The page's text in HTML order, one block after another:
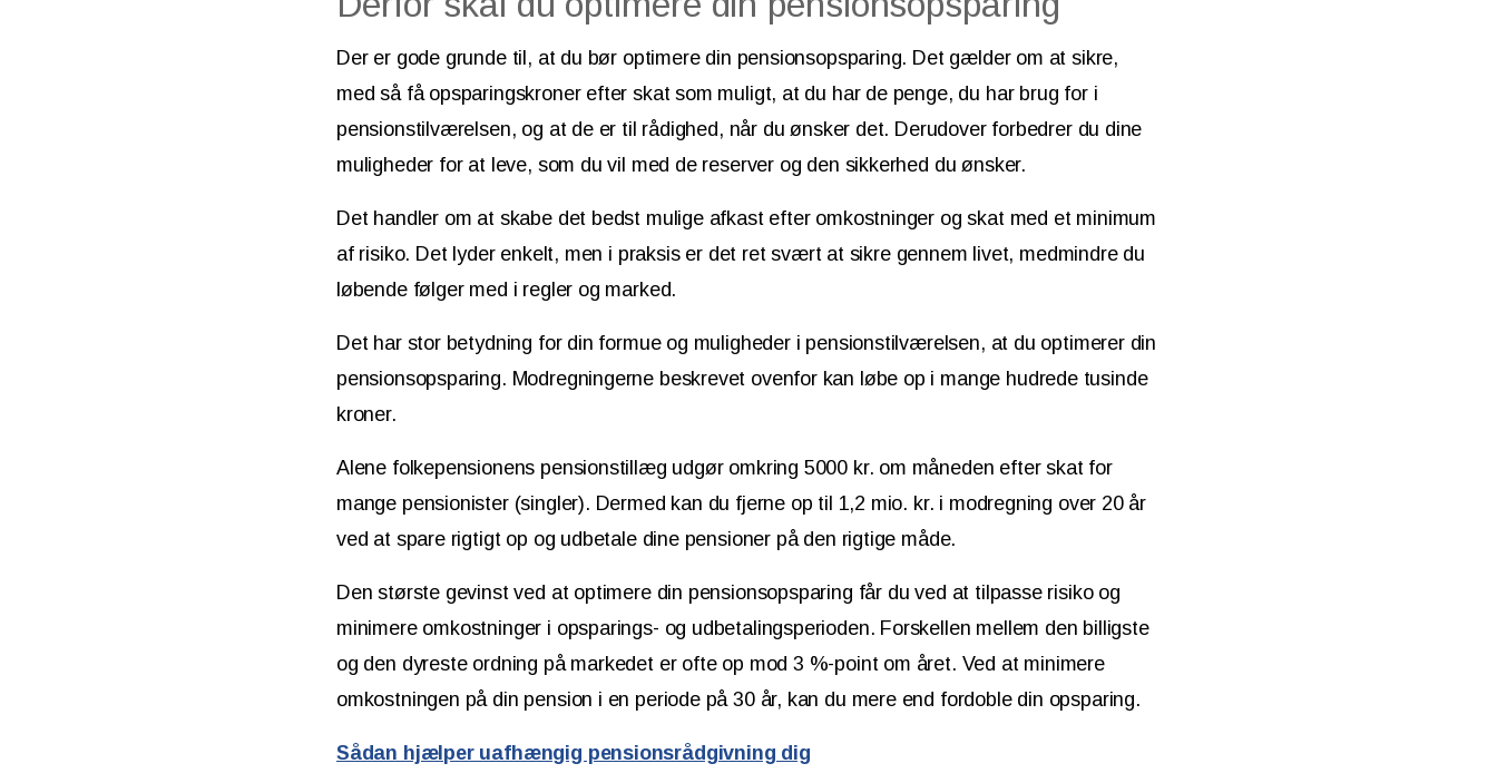
Der er gode grunde til, at du bør optimere din pensionsopsparing. Det gælder om at sikre,
med så få opsparingskroner efter skat som muligt, at du har de penge, du har brug for i
pensionstilværelsen, og at de er til rådighed, når du ønsker det. Derudover forbedrer du dine
muligheder for at leve, som du vil med de reserver og den sikkerhed du ønsker.
Det handler om at skabe det bedst mulige afkast efter omkostninger og skat med et minimum
af risiko. Det lyder enkelt, men i praksis er det ret svært at sikre gennem livet, medmindre du
løbende følger med i regler og marked.
Det har stor betydning for din formue og muligheder i pensionstilværelsen, at du optimerer din
pensionsopsparing. Modregningerne beskrevet ovenfor kan løbe op i mange hudrede tusinde
kroner.
Alene folkepensionens pensionstillæg udgør omkring 5000 kr. om måneden efter skat for
mange pensionister (singler). Dermed kan du fjerne op til 1,2 mio. kr. i modregning over 20 år
ved at spare rigtigt op og udbetale dine pensioner på den rigtige måde.
Den største gevinst ved at optimere din pensionsopsparing får du ved at tilpasse risiko og
minimere omkostninger i opsparings- og udbetalingsperioden. Forskellen mellem den billigste
og den dyreste ordning på markedet er ofte op mod 3 %-point om året. Ved at minimere
omkostningen på din pension i en periode på 30 år, kan du mere end fordoble din opsparing.
Sådan hjælper uafhængig pensionsrådgivning dig